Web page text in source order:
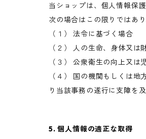
当ショップは、個人情報保
次の場合はこの限りではあり
（１） 法令に基づく場合
（２） 人の生命、身体又
（３） 公衆衛生の向上又
（４） 国の機関もしくは
り当該事務の遂行に支障を
5. 個人情報の適正な取得